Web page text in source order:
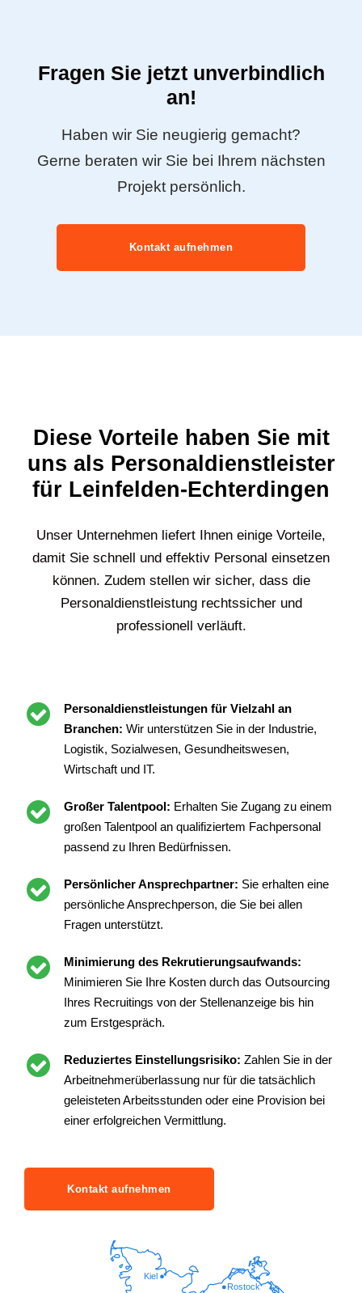
Fragen Sie jetzt unverbindlich
an!
Haben wir Sie neugierig gemacht?
Gerne beraten wir Sie bei Ihrem nächsten
Projekt persönlich.
Kontakt aufnehmen
Diese Vorteile haben Sie mit
uns als Personaldienstleister
für Leinfelden-Echterdingen
Unser Unternehmen liefert Ihnen einige Vorteile,
damit Sie schnell und effektiv Personal einsetzen
können. Zudem stellen wir sicher, dass die
Personaldienstleistung rechtssicher und
professionell verläuft.
Personaldienstleistungen für Vielzahl an
Branchen: Wir unterstützen Sie in der Industrie,
Logistik, Sozialwesen, Gesundheitswesen,
Wirtschaft und IT.
Großer Talentpool: Erhalten Sie Zugang zu einem
großen Talentpool an qualifiziertem Fachpersonal
passend zu Ihren Bedürfnissen.
Persönlicher Ansprechpartner: Sie erhalten eine
persönliche Ansprechperson, die Sie bei allen
Fragen unterstützt.
Minimierung des Rekrutierungsaufwands:
Minimieren Sie Ihre Kosten durch das Outsourcing
Ihres Recruitings von der Stellenanzeige bis hin
zum Erstgespräch.
Reduziertes Einstellungsrisiko: Zahlen Sie in der
Arbeitnehmerüberlassung nur für die tatsächlich
geleisteten Arbeitsstunden oder eine Provision bei
einer erfolgreichen Vermittlung.
Kontakt aufnehmen
Rostock
Kiel